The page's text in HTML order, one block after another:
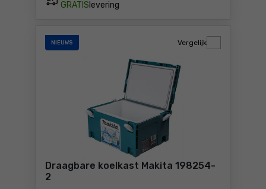
GRATIS levering
NIEUWS
Draagbare koelkast Makita 198254-
2
Vergelijk